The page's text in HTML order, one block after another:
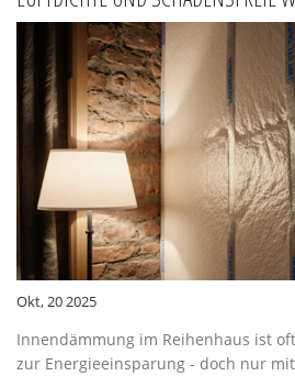
Okt, 20 2025
Innendämmung im Reihenhaus ist
zur Energieeinsparung - doch nur